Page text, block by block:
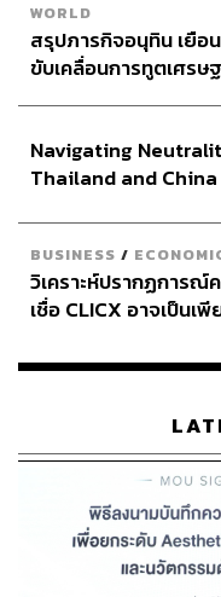
มิชูยังเล่าเรื่องนี้ในรา
ช่วงต้นปีที่ผ่านมา ว่าทั้ง
ท้ายๆ ของฮาลันด์กับดอ
เขาก็ให้เสื้อโบรุสเซียกับ
ดาวยิงซ้ายธรรมชาติยั
เลียน เอ็มบัปเป ไปในอี
และโรนัลโด
และบอกว่า “สำหรับผ
รานเชสโคลี เป็นฮีโร่
มิชู กำลังจะเป็นฮีโร่
WORLD
สรุปภารกิจอนุทิน เยือ
ขับเคลื่อนการทูตเศรษ
Navigating
Thailand and
BUSINESS /
วิเคราะห์ปรากฏการ
เชื่อ CLICX อาจเป็นเ
เรือนไทยที่ถูกซุกไว้